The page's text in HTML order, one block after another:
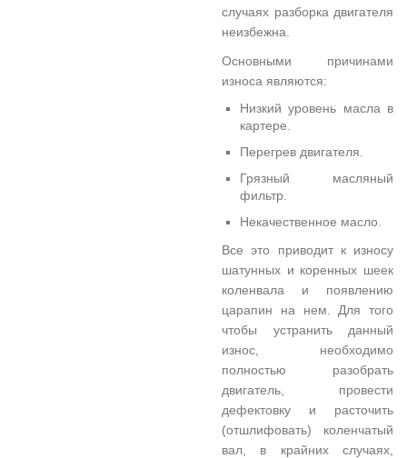
случаях разборка двигателя
неизбежна.
Основными причинами
износа являются:
Низкий уровень масла в
картере.
Перегрев двигателя.
Грязный масляный
фильтр.
Некачественное масло.
Все это приводит к износу
шатунных и коренных шеек
коленвала и появлению
царапин на нем. Для того
чтобы устранить данный
износ, необходимо
полностью разобрать
двигатель, провести
дефектовку и расточить
(отшлифовать) коленчатый
вал, в крайних случаях,